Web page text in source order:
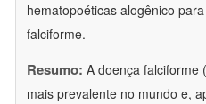
hematopoéticas alogênico
falciforme.
Resumo: A doença falciforme
mais prevalente no mundo e,